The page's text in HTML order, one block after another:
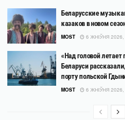
Беларусские
казаков в новом
MOST 6 ЖНІЎНЯ 2026,
«Над головой летает
Беларуси
порту польской
MOST 6 ЖНІЎНЯ 2026,